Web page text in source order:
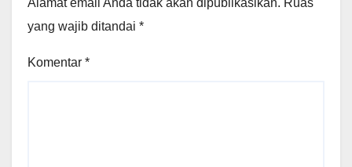
Alamat email Anda tidak akan dipublikasikan. Ruas
yang wajib ditandai *
Komentar *